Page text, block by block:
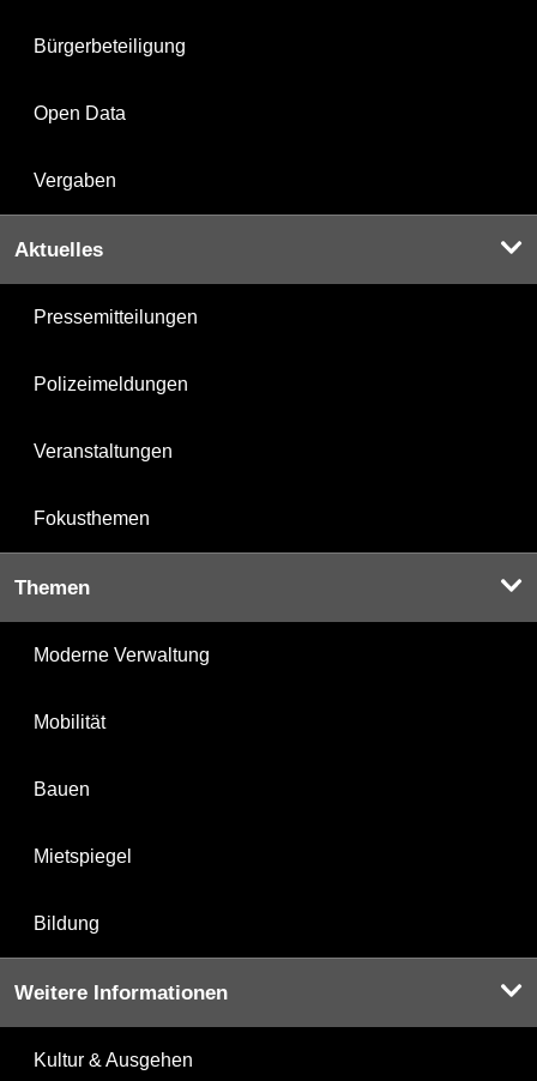
Bürgerbeteiligung
Open Data
Vergaben
Aktuelles
Pressemitteilungen
Polizeimeldungen
Veranstaltungen
Fokusthemen
Themen
Moderne Verwaltung
Mobilität
Bauen
Mietspiegel
Bildung
Weitere Informationen
Kultur & Ausgehen